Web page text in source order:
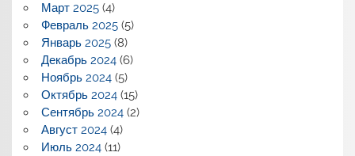
Март 2025(4)
Февраль 2025(5)
Январь 2025(8)
Декабрь 2024(6)
Ноябрь 2024(5)
Октябрь 2024(15)
Сентябрь 2024(2)
Август 2024(4)
Июль 2024(11)